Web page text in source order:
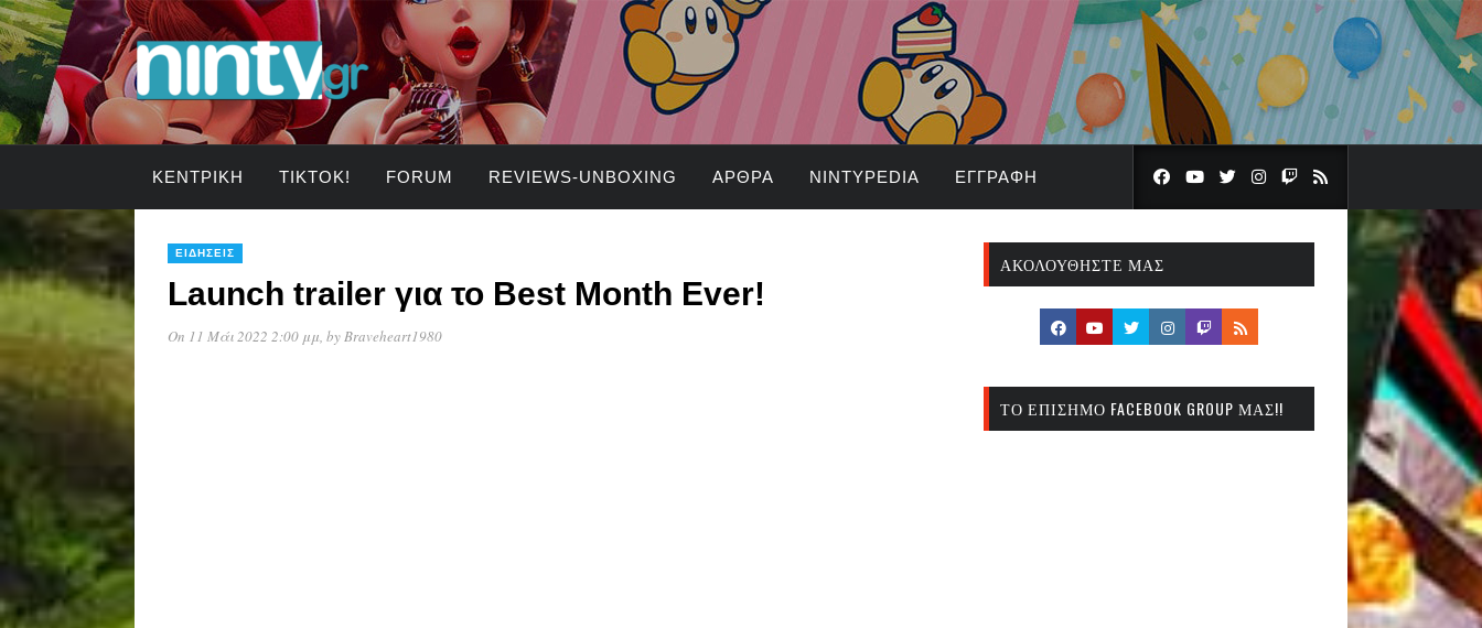
ΚΕΝΤΡΙΚΉ TIKTOK! FORUM REVIEWS-UNBOXING ΆΡΘΡΑ NINTYPEDIA ΕΓΓΡΑΦΉ
ΕΙΔΉΣΕΙΣ
Launch trailer για το Best Month Ever!
On 11 Μάι 2022 2:00 μμ, byBraveheart1980
ΑΚΟΛΟΥΘΉΣΤΕ ΜΑΣ
ΤΟ ΕΠΊΣΗΜΟ FACEBOOK GROUP ΜΑΣ!!